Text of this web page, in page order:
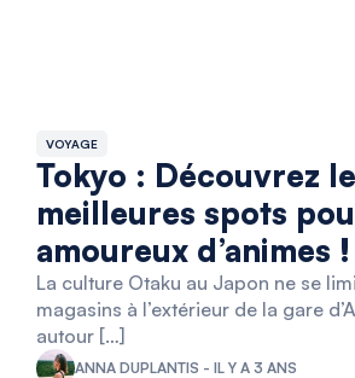
VOYAGE
Tokyo : Découvrez
meilleures spots
amoureux d’animes !
La culture Otaku au Japon ne se
magasins à l’extérieur de la gare
autour […]
ANNA DUPLANTIS - IL Y A 3 ANS